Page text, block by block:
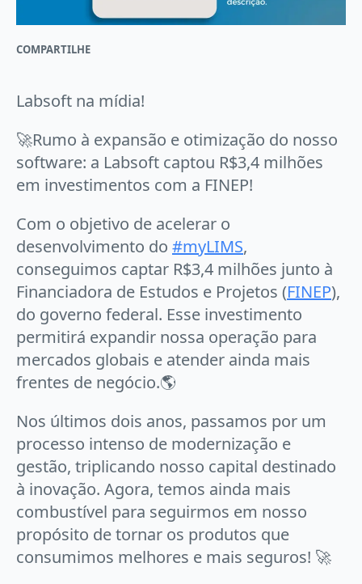
COMPARTILHE
Labsoft na mídia!
🚀Rumo à expansão e otimização do nosso
software: a Labsoft captou R$3,4 milhões
em investimentos com a FINEP!
Com o objetivo de acelerar o
desenvolvimento do #myLIMS,
conseguimos captar R$3,4 milhões junto à
Financiadora de Estudos e Projetos (FINEP),
do governo federal. Esse investimento
permitirá expandir nossa operação para
mercados globais e atender ainda mais
frentes de negócio.🌎
Nos últimos dois anos, passamos por um
processo intenso de modernização e
gestão, triplicando nosso capital destinado
à inovação. Agora, temos ainda mais
combustível para seguirmos em nosso
propósito de tornar os produtos que
consumimos melhores e mais seguros! 🚀